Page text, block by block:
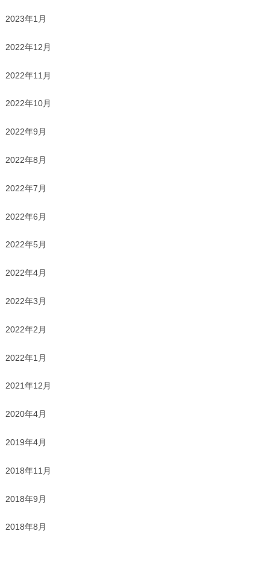
2023年1月
2022年12月
2022年11月
2022年10月
2022年9月
2022年8月
2022年7月
2022年6月
2022年5月
2022年4月
2022年3月
2022年2月
2022年1月
2021年12月
2020年4月
2019年4月
2018年11月
2018年9月
2018年8月